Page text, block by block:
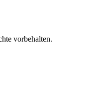
vorbehalten.